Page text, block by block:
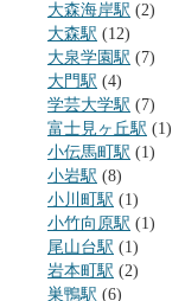
大森海岸駅 (2)
大森駅 (12)
大泉学園駅 (7)
大門駅 (4)
学芸大学駅 (7)
富士見ヶ丘駅 (1)
小伝馬町駅 (1)
小岩駅 (8)
小川町駅 (1)
小竹向原駅 (1)
尾山台駅 (1)
岩本町駅 (2)
巣鴨駅 (6)